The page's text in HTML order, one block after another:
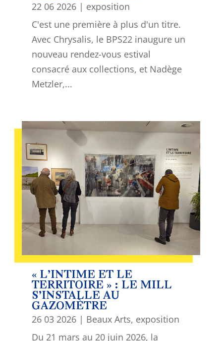
22 06 2026| exposition
C'est une première à plus d'un titre.
Avec Chrysalis, le BPS22 inaugure un
nouveau rendez-vous estival
consacré aux collections, et Nadège
Metzler,...
« L’INTIME ET LE
TERRITOIRE » : LE MILL
S’INSTALLE AU
GAZOMÈTRE
26 03 2026| Beaux Arts, exposition
Du 21 mars au 20 juin 2026, la